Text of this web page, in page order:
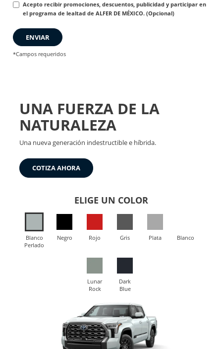
Acepto recibir promociones, descuentos, publicidad y participar en
el programa de lealtad de ALFER DE MÉXICO. (Opcional)
ENVIAR
*Campos requeridos
UNA FUERZA DE LA
NATURALEZA
Una nueva generación indestructible e híbrida.
COTIZA AHORA
ELIGE UN COLOR
Blanco
Perlado
Negro Rojo Gris Plata Blanco
Lunar
Rock
Dark
Blue